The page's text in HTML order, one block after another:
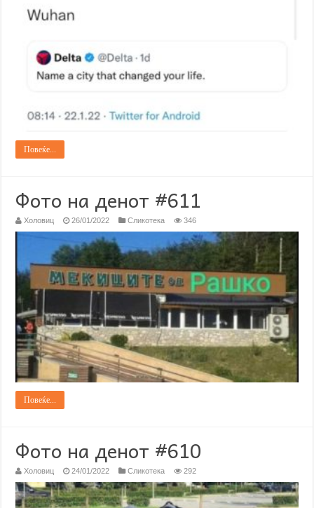
Повеќе...
Фото на денот #611
Холовиц 26/01/2022 Сликотека 346
Повеќе...
Фото на денот #610
Холовиц 24/01/2022 Сликотека 292